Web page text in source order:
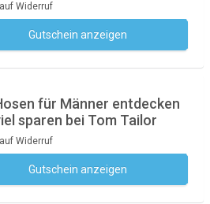
Widerruf
Gutschein anzeigen
für Männer entdecken
sparen bei Tom Tailor
Widerruf
Gutschein anzeigen